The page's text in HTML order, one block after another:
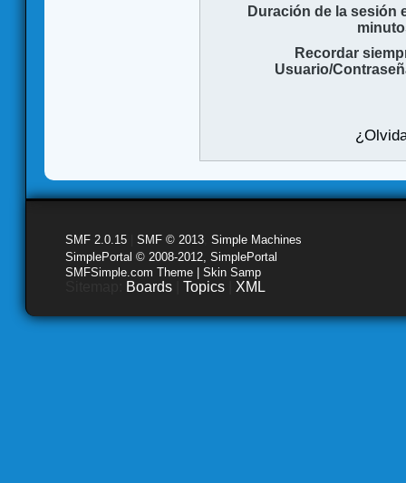
Duración de la sesión
Recordar
Usuario/
SMF 2.0.15 SMF © 2013 Simple Machines
SimplePortal © 2008-2012, SimplePortal
SMFSimple.com Theme | Skin Samp
Boards Topics XML